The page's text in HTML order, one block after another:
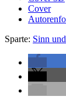
Cover
Sparte: Sinn